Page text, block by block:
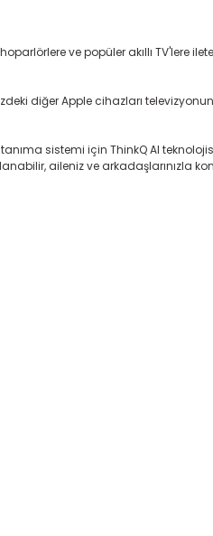
ve popüler akıllı TV'lere
diğer Apple cihazları
sistemi için ThinkQ Al
aileniz ve arkadaşlarınızla